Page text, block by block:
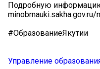
️Подробную
#ОбразованиеЯкутии
Управление